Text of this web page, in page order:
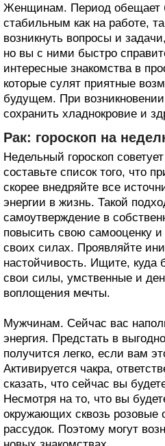
Женщинам. Период обещает
стабильным как на работе,
возникнуть вопросы и
но вы с ними быстро
интересные знакомства в
которые сулят приятные
будущем. При
сохранить хладнокровие и
Рак: гороскоп на
Недельный гороскоп
составьте список того, что
скорее внедряйте все
энергии в жизнь. Такой
самоутверждение в
повысить свою самооценку и
своих силах. Проявляйте
настойчивость. Ищите,
свои силы, умственные и
воплощения мечты.
Мужчинам. Сейчас вас
энергия. Предстать в
получится легко, если вам
Активируется чакра,
сказать, что сейчас вы
Несмотря на то, что вы
окружающих сквозь розовые
рассудок. Поэтому могут